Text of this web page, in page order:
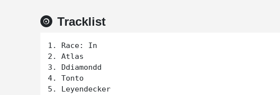
Tracklist
1. Race: In
2. Atlas
3. Ddiamondd
4. Tonto
5. Leyendecker